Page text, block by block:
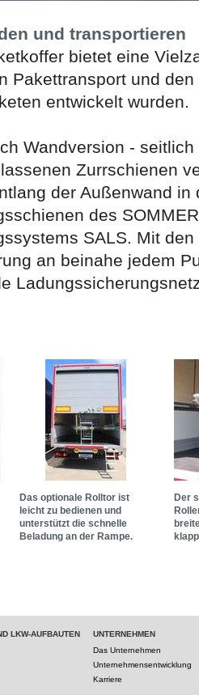
und transportieren
bietet eine
Pakettransport und
entwickelt wurden.
Wandversion -
Zurrschienen
der Außenwand
des
SALS. Mit
an beinahe jedem
Das optionale Rolltor ist
leicht zu bedienen und
unterstützt die schnelle
Beladung an der Rampe.
Der
LKW-AUFBAUTEN
UNTERNEHMEN
Das Unternehmen
Unternehmensentwicklung
Karriere